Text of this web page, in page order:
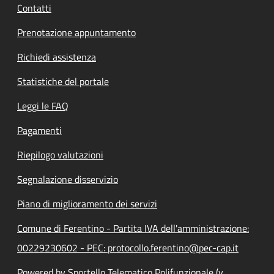
Contatti
Prenotazione appuntamento
Richiedi assistenza
Statistiche del portale
Leggi le FAQ
Pagamenti
Riepilogo valutazioni
Segnalazione disservizio
Piano di miglioramento dei servizi
Comune di Ferentino - Partita IVA dell'amministrazione:
00229230602 - PEC: protocollo.ferentino@pec-cap.it